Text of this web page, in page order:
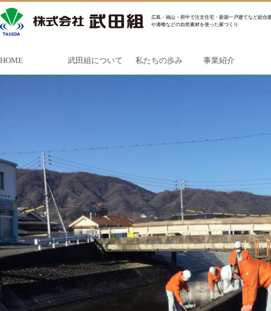
広島・福山・府中で注文住宅・新築一戸建てなど総合
や漆喰などの自然素材を使った家づくり
HOME 武田組について 私たちの歩み 事業紹介